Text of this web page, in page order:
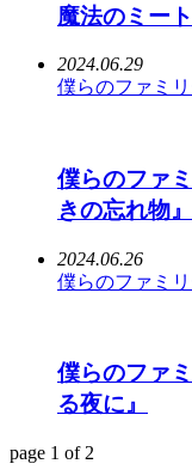
魔法のミー
2024.06.29
僕らのファミ
僕らのファ
きの忘れ物』
2024.06.26
僕らのファミ
僕らのファ
る夜に』
page 1 of 2